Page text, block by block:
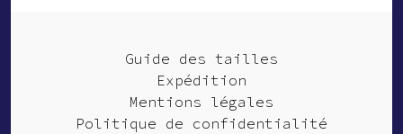
Guide des tailles
Expédition
Mentions légales
Politique de confidentialité